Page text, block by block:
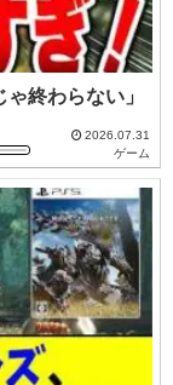
終わらない」
2026.07.31
ゲーム